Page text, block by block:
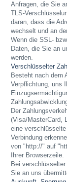
Anfragen, die Sie
TLS-
daran, dass die
wechselt und an
Wenn die SSL-
Daten, die Sie an
werden.
Verschlüsselter
Besteht nach dem
Verpflichtung, uns
Der
(Visa/MasterCard,
eine
Verbindung
von "http://" auf
Ihrer Browserzeile.
Bei
Sie an uns